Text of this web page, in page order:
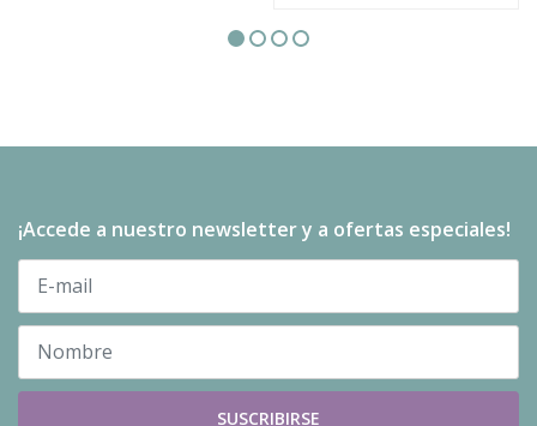
¡Accede a nuestro newsletter y a ofertas especiales!
SUSCRIBIRSE